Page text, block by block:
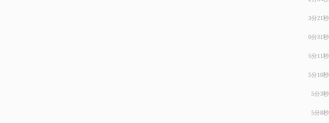
3分21秒
0分31秒
5分11秒
5分10秒
5分3秒
5分8秒